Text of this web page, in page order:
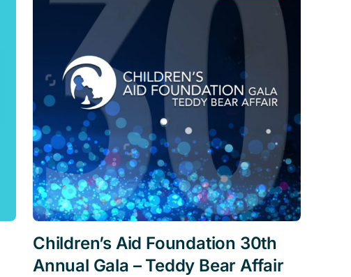
Children’s Aid Foundation 30th
Annual Gala – Teddy Bear Affair